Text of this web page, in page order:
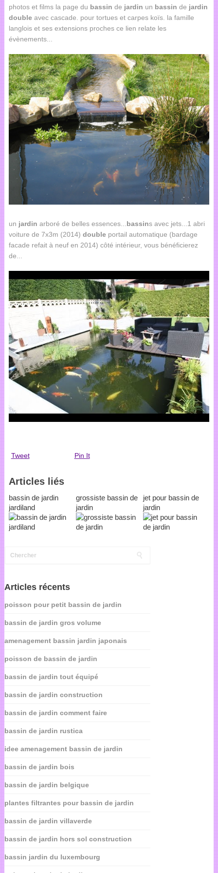
photos et films la page du bassin de jardin un bassin de jardin
doubleavec cascade. pour tortues et carpes koïs. la famille
langlois et ses extensions proches ce lien relate les
évènements...
un jardin arboré de belles essences...bassins avec jets...1 abri
voiture de 7x3m (2014) doubleportail automatique (bardage
facade refait à neuf en 2014) côté intérieur, vous bénéficierez
de...
Tweet Pin It
Articles liés
bassin de jardin
jardiland
grossiste bassin de
jardin
jet pour bassin de
jardin
Articles récents
poisson pour petit bassin de jardin
bassin de jardin gros volume
amenagement bassin jardin japonais
poisson de bassin de jardin
bassin de jardin tout équipé
bassin de jardin construction
bassin de jardin comment faire
bassin de jardin rustica
idee amenagement bassin de jardin
bassin de jardin bois
bassin de jardin belgique
plantes filtrantes pour bassin de jardin
bassin de jardin villaverde
bassin de jardin hors sol construction
bassin jardin du luxembourg